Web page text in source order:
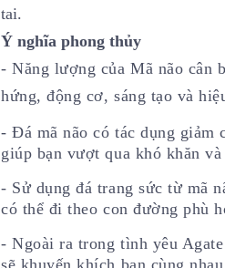
tai.
Ý nghĩa phong thủy
- Năng lượng của Mã não cân
hứng, động cơ, sáng tạo và
- Đá mã não có tác dụng giảm
giúp bạn vượt qua khó khăn
- Sử dụng đá trang sức từ mã
có thể đi theo con đường phù
- Ngoài ra trong tình yêu
sẽ khuyến khích bạn cùng